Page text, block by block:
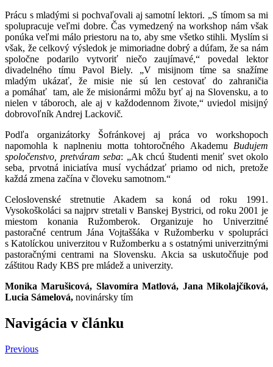
Prácu s mladými si pochvaľovali aj samotní lektori. „S tímom sa mi
spolupracuje veľmi dobre. Čas vymedzený na workshop nám však
ponúka veľmi málo priestoru na to, aby sme všetko stihli. Myslím si
však, že celkový výsledok je mimoriadne dobrý a dúfam, že sa nám
spoločne podarilo vytvoriť niečo zaujímavé,“ povedal lektor
divadelného tímu Pavol Biely. „V misijnom tíme sa snažíme
mladým ukázať, že misie nie sú len cestovať do zahraničia
a pomáhať tam, ale že misionármi môžu byť aj na Slovensku, a to
nielen v táboroch, ale aj v každodennom živote,“ uviedol misijný
dobrovoľník Andrej Lackovič.
Podľa organizátorky Šofránkovej aj práca vo workshopoch
napomohla k naplneniu motta tohtoročného Akademu Budujem
spoločenstvo, pretváram seba: „Ak chcú študenti meniť svet okolo
seba, prvotná iniciatíva musí vychádzať priamo od nich, pretože
každá zmena začína v človeku samotnom.“
Celoslovenské stretnutie Akadem sa koná od roku 1991.
Vysokoškoláci sa najprv stretali v Banskej Bystrici, od roku 2001 je
miestom konania Ružomberok. Organizuje ho Univerzitné
pastoračné centrum Jána Vojtaššáka v Ružomberku v spolupráci
s Katolíckou univerzitou v Ružomberku a s ostatnými univerzitnými
pastoračnými centrami na Slovensku. Akcia sa uskutočňuje pod
záštitou Rady KBS pre mládež a univerzity.
Monika Marušicová, Slavomíra Matlová, Jana Mikolajčíková,
Lucia Sámelová, novinársky tím
Navigácia v článku
Previous